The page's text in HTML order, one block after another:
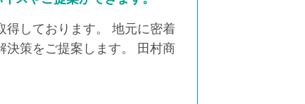
得しております。 地元に密着
決策をご提案します。 田村商